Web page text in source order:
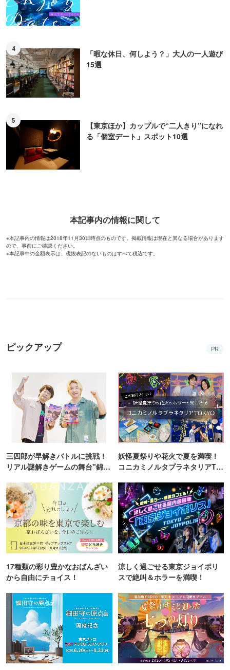
4
「暇な休日、何しよう？」大人の一人遊び
15選
5
【東京ほか】カップルで“二人きり”になれ
る「個室デート」スポット10選
本記事内の情報に関して
※本記事内の情報は2018年11月30日時点のものです。掲載情報は現在と異なる場合があります
ので、事前にご確認ください。
※本記事中の金額表示は、税抜表記のないものはすべて税込です。
ピックアップ PR
三四郎が早解きバトルに挑戦！
リアル謎解きゲームの舞台"錦糸
妖怪夏祭りや花火で夏を満喫！
コニカミノルタプラネタリアTO
17種類の彩り豊かなおばんざい
から自由にチョイス！
涼しく過ごせる東京ジョイポリ
スで絶叫＆ホラーを満喫！